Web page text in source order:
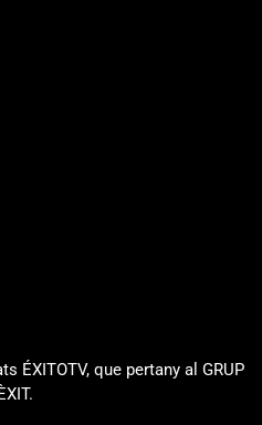
ÉXITOTV, que pertany al GRUP